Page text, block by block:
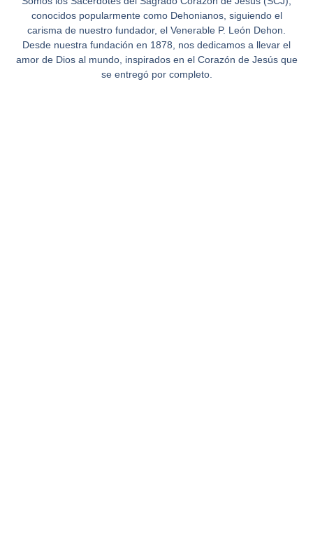
conocidos popularmente como Dehonianos, siguiendo el
carisma de nuestro fundador, el Venerable P. León Dehon.
Desde nuestra fundación en 1878, nos dedicamos a llevar el
amor de Dios al mundo, inspirados en el Corazón de Jesús que
se entregó por completo.